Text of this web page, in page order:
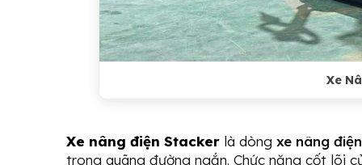
Xe
Xe nâng điện Stacker là dòng xe nâng
trong quãng đường ngắn. Chức năng cốt lõi